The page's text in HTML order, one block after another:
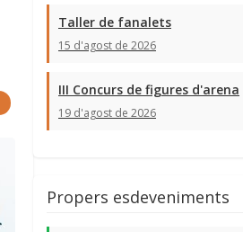
Taller de fanalets
15 d'agost de 2026
III Concurs de figures d'arena
19 d'agost de 2026
Propers esdeveniments